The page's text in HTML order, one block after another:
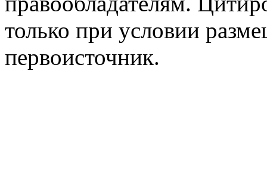
только при условии
первоисточник.